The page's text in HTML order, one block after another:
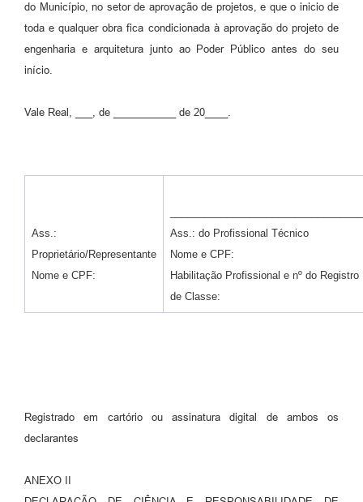
do Município, no setor de aprovação de projetos, e que o inicio de
toda e qualquer obra fica condicionada à aprovação do projeto de
engenharia e arquitetura junto ao Poder Público antes do seu
início.
Vale Real, ___, de ___________ de 20____.
Ass.:
Proprietário/Representante
Nome e CPF:
Ass.: do Profissional Técnico
Nome e CPF:
Habilitação Profissional e nº do Registro
de Classe:
Registrado em cartório ou assinatura digital de ambos os
declarantes
ANEXO II